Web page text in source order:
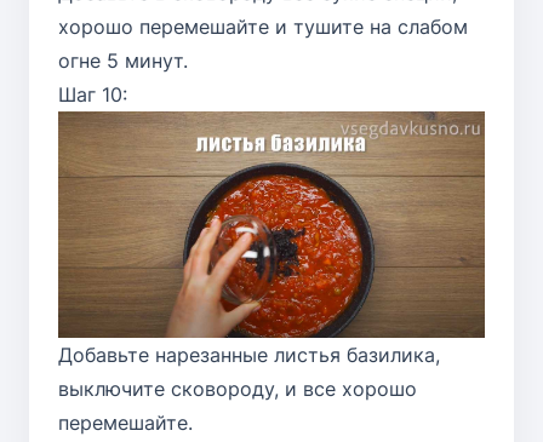
хорошо перемешайте и тушите на слабом
огне 5 минут.
Шаг 10:
Добавьте нарезанные листья базилика,
выключите сковороду, и все хорошо
перемешайте.